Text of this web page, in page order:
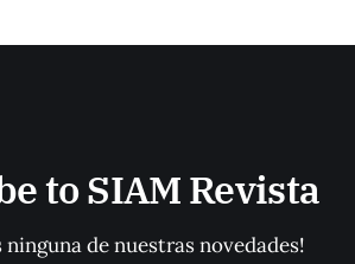
to SIAM Revista
ninguna de nuestras novedades!